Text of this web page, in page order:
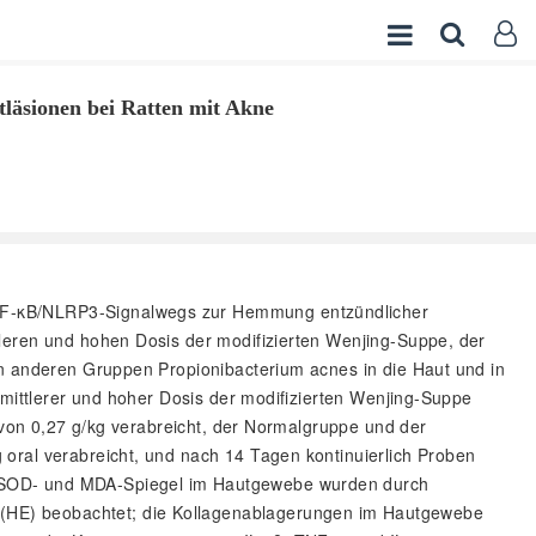
bei Ratten mit Akne
NLRP3-Signalwegs zur Hemmung entzündlicher
und hohen Dosis der modifizierten Wenjing-Suppe, der
Gruppen Propionibacterium acnes in die Haut und in
und hoher Dosis der modifizierten Wenjing-Suppe
0,27 g/kg verabreicht, der Normalgruppe und der
verabreicht, und nach 14 Tagen kontinuierlich Proben
und MDA-Spiegel im Hautgewebe wurden durch
beobachtet; die Kollagenablagerungen im Hautgewebe